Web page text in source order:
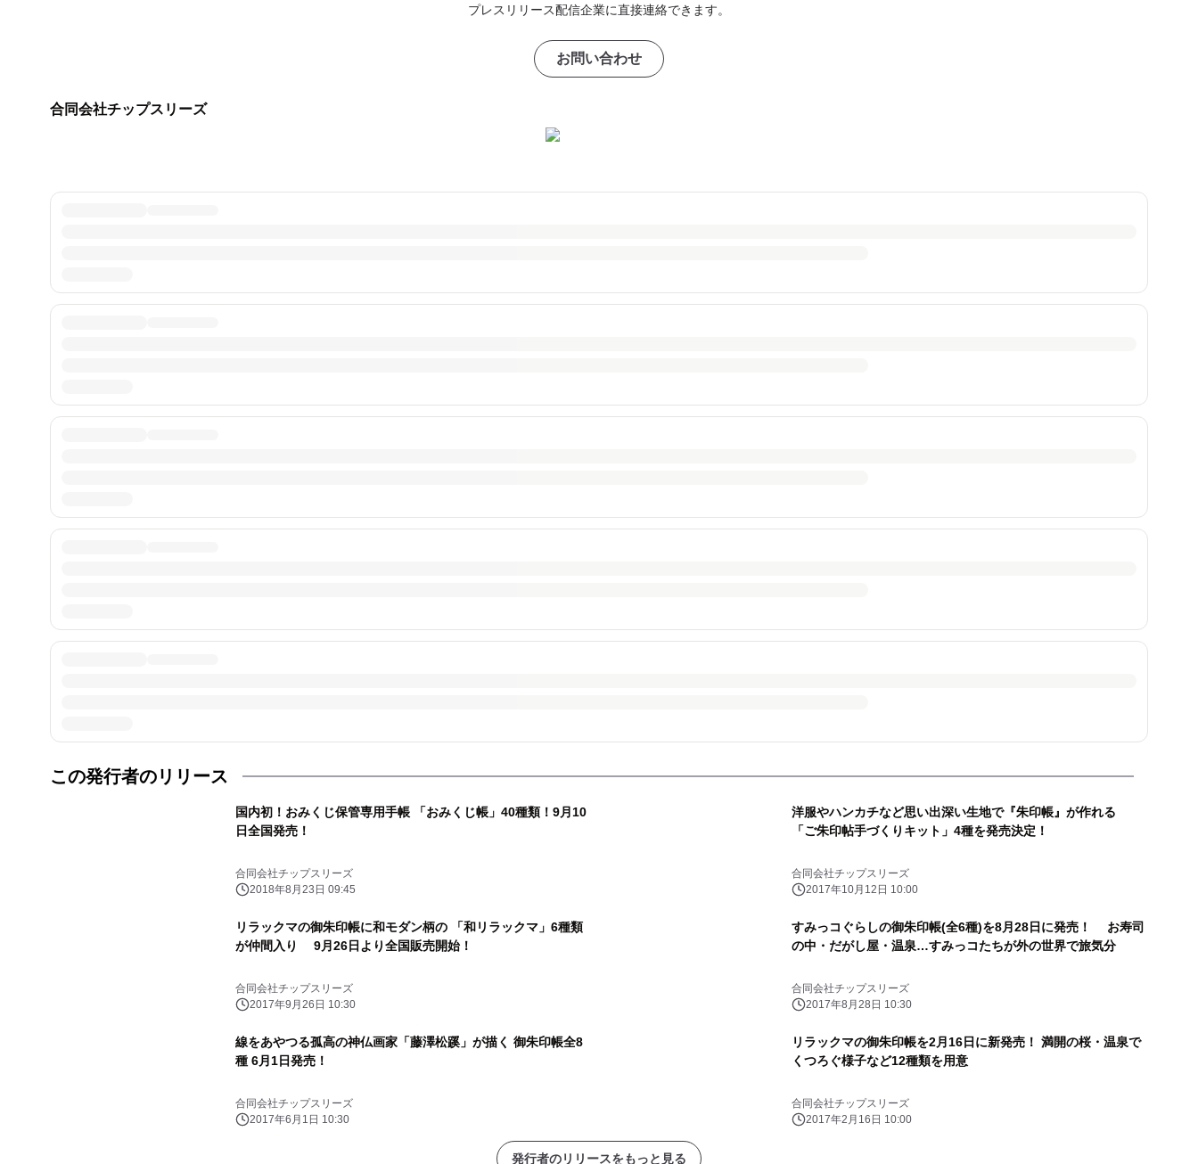
プレスリリース配信企業に直接連絡できます。
お問い合わせ
合同会社チップスリーズ
この発行者のリリース
国内初！おみくじ保管専用手帳 「おみくじ帳」40種類！9月10
日全国発売！
合同会社チップスリーズ
2018年8月23日 09:45
洋服やハンカチなど思い出深い生地で『朱印帳』が作れる
「ご朱印帖手づくりキット」4種を発売決定！
合同会社チップスリーズ
2017年10月12日 10:00
リラックマの御朱印帳に和モダン柄の 「和リラックマ」6種類
が仲間入り 9月26日より全国販売開始！
合同会社チップスリーズ
2017年9月26日 10:30
すみっコぐらしの御朱印帳(全6種)を8月28日に発売！ お寿司
の中・だがし屋・温泉…すみっコたちが外の世界で旅気分
合同会社チップスリーズ
2017年8月28日 10:30
線をあやつる孤高の神仏画家「藤澤松蹊」が描く 御朱印帳全8
種 6月1日発売！
合同会社チップスリーズ
2017年6月1日 10:30
リラックマの御朱印帳を2月16日に新発売！ 満開の桜・温泉で
くつろぐ様子など12種類を用意
合同会社チップスリーズ
2017年2月16日 10:00
発行者のリリースをもっと見る